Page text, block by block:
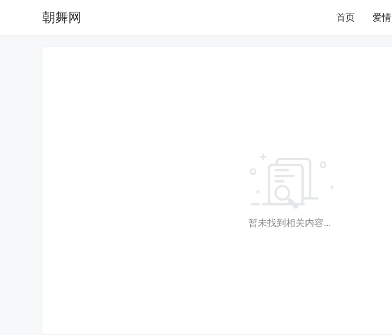
朝舞网 首页 爱情
暂未找到相关内容...